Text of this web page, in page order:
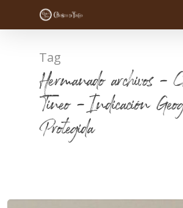
Tag
Hermanado archivos -
Tineo - Indicación
Protegida